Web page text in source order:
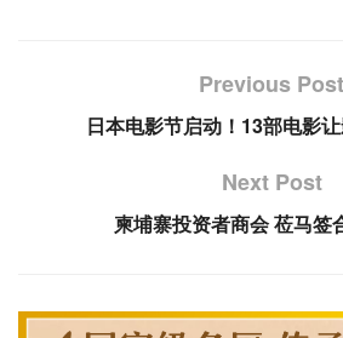
Previous Post
日本电影节启动！13部电影
Next Post
柬埔寨投资者商会 莅马签